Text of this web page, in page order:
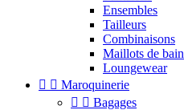
Ensembles
Tailleurs
Combinaisons
Maillots de bain
Loungewear
  Maroquinerie
  Bagages